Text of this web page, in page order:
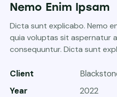
Nemo Enim Ipsam
Dicta sunt explicabo. Nemo
quia voluptas sit aspernatur
consequuntur. Dicta sunt
Client
Year
2022